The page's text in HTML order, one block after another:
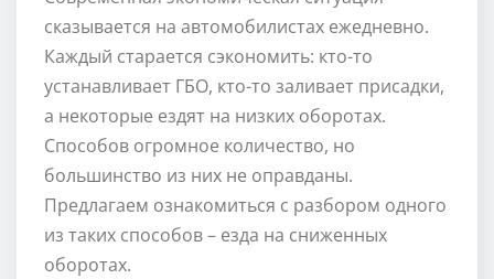
сказывается на автомобилистах ежедневно.
Каждый старается сэкономить: кто-то
устанавливает ГБО, кто-то заливает присадки,
а некоторые ездят на низких оборотах.
Способов огромное количество, но
большинство из них не оправданы.
Предлагаем ознакомиться с разбором одного
из таких способов – езда на сниженных
оборотах.